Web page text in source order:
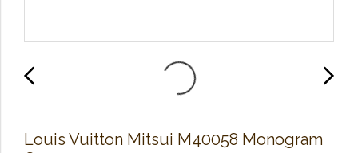
Louis Vuitton Mitsui M40058 Monogram